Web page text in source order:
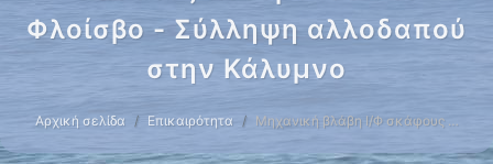
Φλοίσβο - Σύλληψη αλλοδαπού
στην Κάλυμνο
Αρχική σελίδα Επικαιρότητα Μηχανική βλάβη Ι/Φ σκάφους …